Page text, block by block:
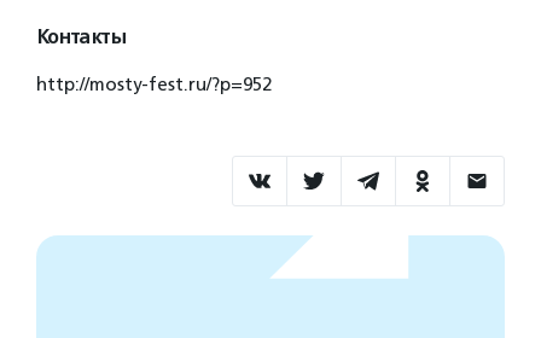
Контакты
http://mosty-fest.ru/?p=952